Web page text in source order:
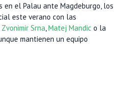
el Palau ante Magdeburgo, los
este verano con las
Zvonimir Srna Matej Mandic o la
mantienen un equipo